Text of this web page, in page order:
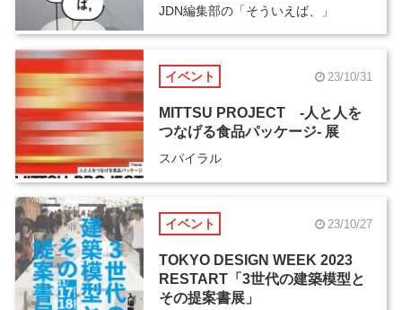
JDN編集部の「そういえば、」
イベント 23/10/31
MITTSU PROJECT -人と人を
つなげる食品パッケージ- 展
スパイラル
イベント 23/10/27
TOKYO DESIGN WEEK 2023
RESTART「3世代の建築模型と
その提案書展」